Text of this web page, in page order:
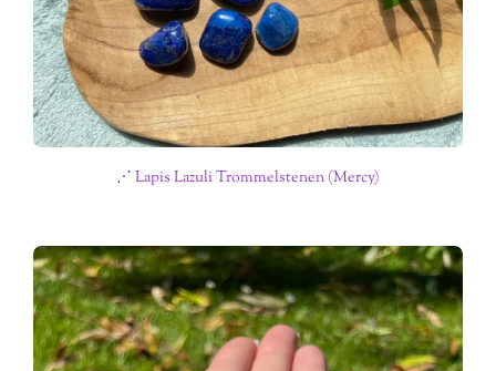
⋰ Lapis Lazuli Trommelstenen (Mercy)